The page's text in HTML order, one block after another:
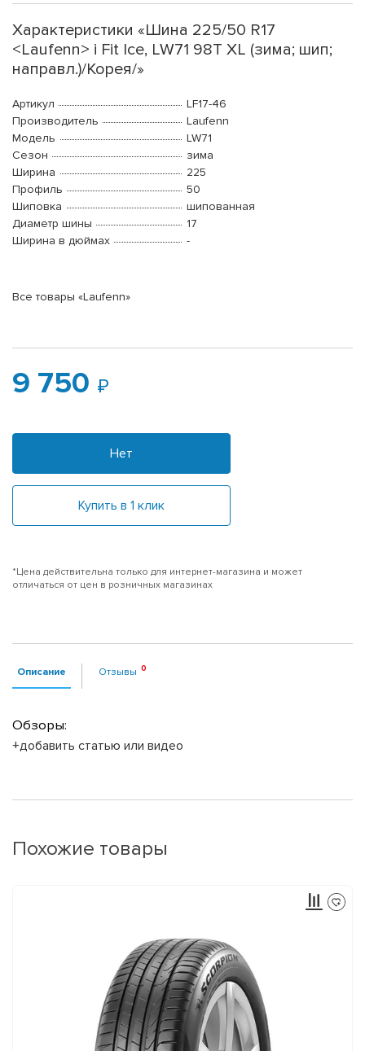
Характеристики «Шина 225/50 R17
<Laufenn> i Fit Ice, LW71 98T XL (зима; шип;
направл.)/Корея/»
Артикул
LF17-46
Производитель
Laufenn
Модель
LW71
Сезон
зима
Ширина
225
Профиль
50
Шиповка
шипованная
Диаметр шины
17
Ширина в дюймах
-
Все товары «Laufenn»
9 750
Нет
Купить в 1 клик
*Цена действительна только для интернет-магазина и может
отличаться от цен в розничных магазинах
Описание Отзывы
Обзоры:
+добавить статью или видео
Похожие товары